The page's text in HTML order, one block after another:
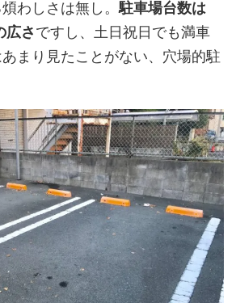
わしさは無し。駐車場台数は
広さですし、土日祝日でも満車
まり見たことがない、穴場的駐